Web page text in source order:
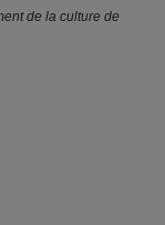
de la culture de